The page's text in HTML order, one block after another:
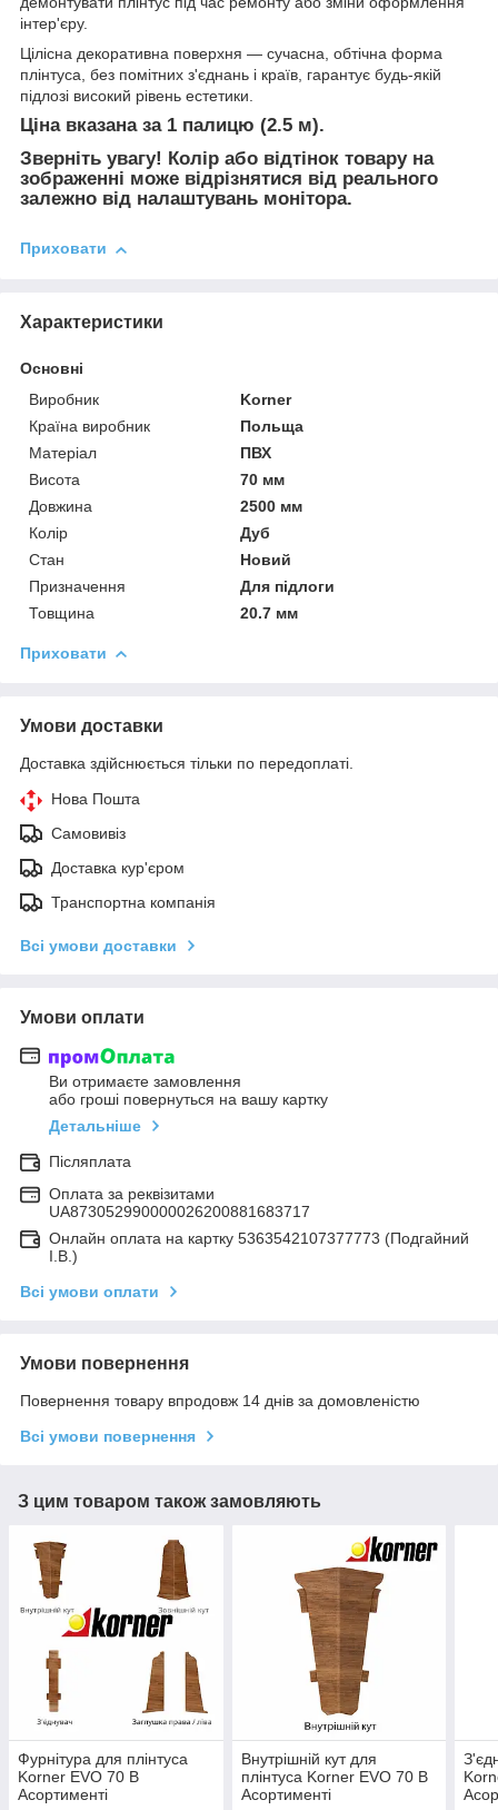
інтер'єру.
Цілісна декоративна поверхня — сучасна, обтічна форма
плінтуса, без помітних з'єднань і країв, гарантує будь-якій
підлозі високий рівень естетики.
Ціна вказана за 1 палицю (2.5 м).
Зверніть увагу! Колір або відтінок товару на
зображенні може відрізнятися від реального
залежно від налаштувань монітора.
Приховати
Характеристики
Основні
Виробник
Korner
Країна виробник
Польща
Матеріал
ПВХ
Висота
70 мм
Довжина
2500 мм
Колір
Дуб
Стан
Новий
Призначення
Для підлоги
Товщина
20.7 мм
Приховати
Умови доставки
Доставка здійснюється тільки по передоплаті.
Нова Пошта
Самовивіз
Доставка кур'єром
Транспортна компанія
Всі умови доставки
Умови оплати
Ви отримаєте замовлення
або гроші повернуться на вашу картку
Детальніше
Післяплата
Оплата за реквізитами
UA873052990000026200881683717
Онлайн оплата на картку 5363542107377773 (Подгайний
І.В.)
Всі умови оплати
Умови повернення
Повернення товару впродовж 14 днів за домовленістю
Всі умови повернення
З цим товаром також замовляють
Фурнітура для плінтуса
Korner EVO 70 В
Асортименті
Внутрішній кут для
плінтуса Korner EVO 70 В
Асортименті